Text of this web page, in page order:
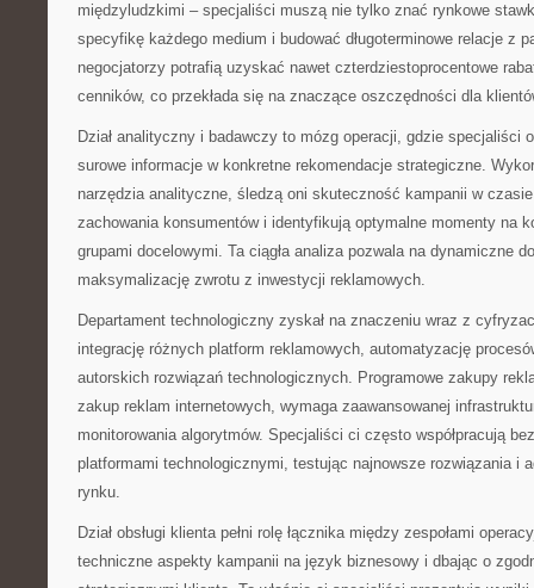
międzyludzkimi – specjaliści muszą nie tylko znać rynkowe
specyfikę każdego medium i budować długoterminowe relacje z
negocjatorzy potrafią uzyskać nawet czterdziestoprocentowe
cenników, co przekłada się na znaczące oszczędności dla
Dział analityczny i badawczy to mózg operacji, gdzie specjaliści
surowe informacje w konkretne rekomendacje strategiczne.
narzędzia analityczne, śledzą oni skuteczność kampanii w
zachowania konsumentów i identyfikują optymalne momenty na
grupami docelowymi. Ta ciągła analiza pozwala na dynamiczne
maksymalizację zwrotu z inwestycji reklamowych.
Departament technologiczny zyskał na znaczeniu wraz z
integrację różnych platform reklamowych, automatyzację
autorskich rozwiązań technologicznych. Programowe zakupy
zakup reklam internetowych, wymaga zaawansowanej
monitorowania algorytmów. Specjaliści ci często współpracują
platformami technologicznymi, testując najnowsze rozwiązania i
rynku.
Dział obsługi klienta pełni rolę łącznika między zespołami
techniczne aspekty kampanii na język biznesowy i dbając o